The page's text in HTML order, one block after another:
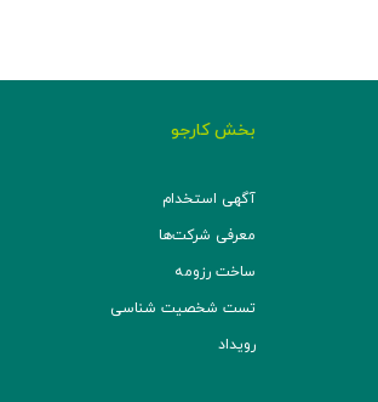
بخش کارجو
آگهی استخدام
معرفی شرکت‌ها
ساخت رزومه
تست شخصیت شناسی
رویداد